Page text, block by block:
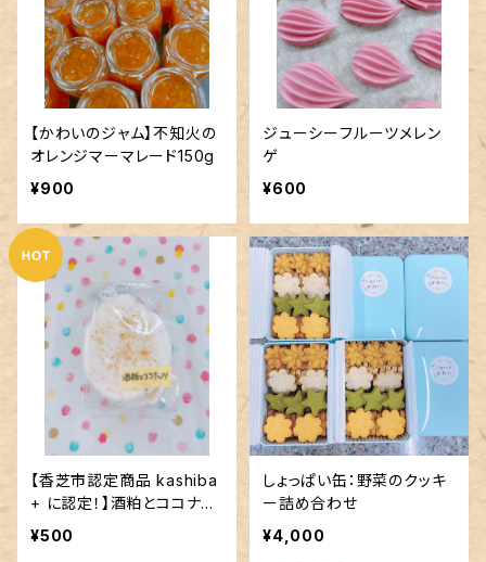
【かわいのジャム】不知火の
オレンジマーマレード150g
¥900
ジューシーフルーツメレン
ゲ
¥600
【香芝市認定商品 kashiba
+ に認定！】酒粕とココナッ
ツのメレンゲ
¥500
しょっぱい缶：野菜のクッキ
ー詰め合わせ
¥4,000